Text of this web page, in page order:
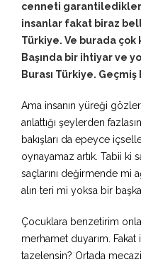
cenneti
insanlar fakat biraz
Türkiye. Ve burada çok
Başında bir ihtiyar ve
Burası Türkiye.
Ama insanın yüreği
anlattığı şeylerden
bakışları da epeyce
oynayamaz artık. Tabii ki
saçlarını değirmende mi
alın teri mi yoksa bir
Çocuklara benzetirim
merhamet duyarım. Fakat
tazelensin? Ortada